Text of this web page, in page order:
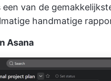
van de
handmatige
Asana